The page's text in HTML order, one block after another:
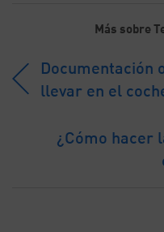
Más sobre
Documentación
llevar en el
¿Cómo hacer